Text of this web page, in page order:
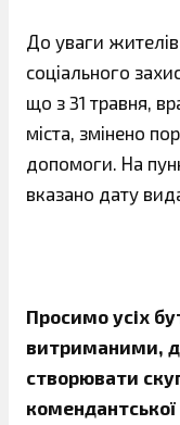
До уваги
соціального
що з 31 травня,
міста, змінено
допомоги. На
вказано дату
Просимо усіх
витриманими,
створювати